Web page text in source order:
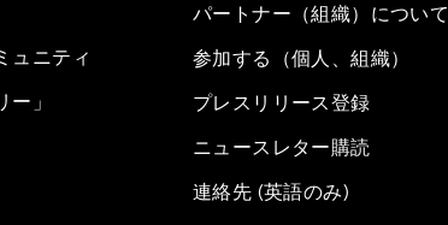
ュニティ
ー」
パートナー（組織）について
参加する（個人、組織）
プレスリリース登録
ニュースレター購読
連絡先 (英語のみ)